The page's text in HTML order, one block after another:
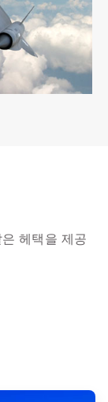
헤택을 제공